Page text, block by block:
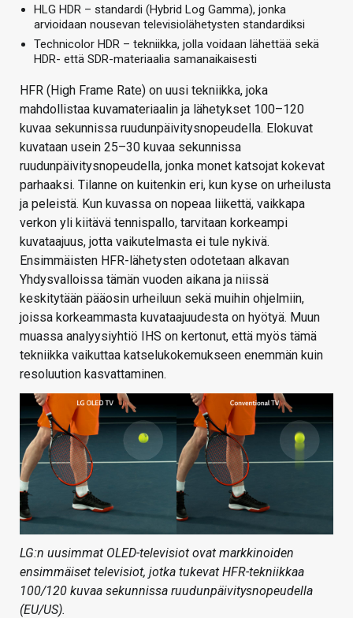
HLG HDR – standardi (Hybrid Log Gamma), jonka
arvioidaan nousevan televisiolähetysten standardiksi
Technicolor HDR – tekniikka, jolla voidaan lähettää sekä
HDR- että SDR-materiaalia samanaikaisesti
HFR (High Frame Rate) on uusi tekniikka, joka
mahdollistaa kuvamateriaalin ja lähetykset 100–120
kuvaa sekunnissa ruudunpäivitysnopeudella. Elokuvat
kuvataan usein 25–30 kuvaa sekunnissa
ruudunpäivitysnopeudella, jonka monet katsojat kokevat
parhaaksi. Tilanne on kuitenkin eri, kun kyse on urheilusta
ja peleistä. Kun kuvassa on nopeaa liikettä, vaikkapa
verkon yli kiitävä tennispallo, tarvitaan korkeampi
kuvataajuus, jotta vaikutelmasta ei tule nykivä.
Ensimmäisten HFR-lähetysten odotetaan alkavan
Yhdysvalloissa tämän vuoden aikana ja niissä
keskitytään pääosin urheiluun sekä muihin ohjelmiin,
joissa korkeammasta kuvataajuudesta on hyötyä. Muun
muassa analyysiyhtiö IHS on kertonut, että myös tämä
tekniikka vaikuttaa katselukokemukseen enemmän kuin
resoluution kasvattaminen.
LG:n uusimmat OLED-televisiot ovat markkinoiden
ensimmäiset televisiot, jotka tukevat HFR-tekniikkaa
100/120 kuvaa sekunnissa ruudunpäivitysnopeudella
(EU/US).